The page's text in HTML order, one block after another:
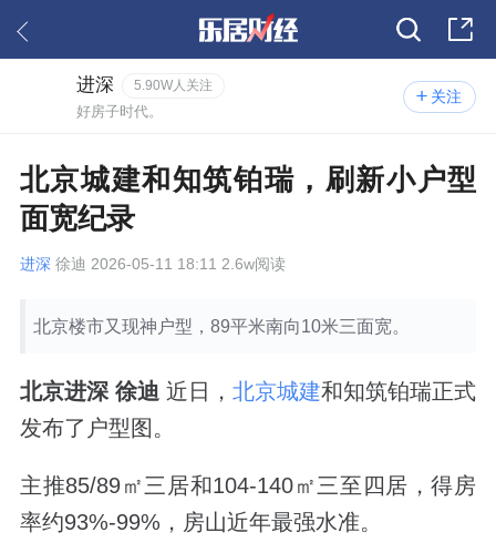
关注
进深 5.90W人关注
好房子时代。
北京城建和知筑铂瑞，刷新小户型
面宽纪录
进深 徐迪 2026-05-11 18:11 2.6w阅读
北京楼市又现神户型，89平米南向10米三面宽。
北京进深 徐迪 近日，北京城建和知筑铂瑞正式
发布了户型图。
主推85/89㎡三居和104-140㎡三至四居，得房
率约93%-99%，房山近年最强水准。